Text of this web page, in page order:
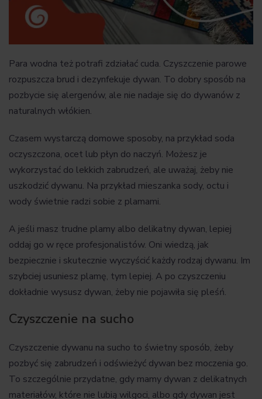
Para wodna też potrafi zdziałać cuda. Czyszczenie parowe
rozpuszcza brud i dezynfekuje dywan. To dobry sposób na
pozbycie się alergenów, ale nie nadaje się do dywanów z
naturalnych włókien.
Czasem wystarczą domowe sposoby, na przykład soda
oczyszczona, ocet lub płyn do naczyń. Możesz je
wykorzystać do lekkich zabrudzeń, ale uważaj, żeby nie
uszkodzić dywanu. Na przykład mieszanka sody, octu i
wody świetnie radzi sobie z plamami.
A jeśli masz trudne plamy albo delikatny dywan, lepiej
oddaj go w ręce profesjonalistów. Oni wiedzą, jak
bezpiecznie i skutecznie wyczyścić każdy rodzaj dywanu. Im
szybciej usuniesz plamę, tym lepiej. A po czyszczeniu
dokładnie wysusz dywan, żeby nie pojawiła się pleśń.
Czyszczenie na sucho
Czyszczenie dywanu na sucho to świetny sposób, żeby
pozbyć się zabrudzeń i odświeżyć dywan bez moczenia go.
To szczególnie przydatne, gdy mamy dywan z delikatnych
materiałów, które nie lubią wilgoci, albo gdy dywan jest